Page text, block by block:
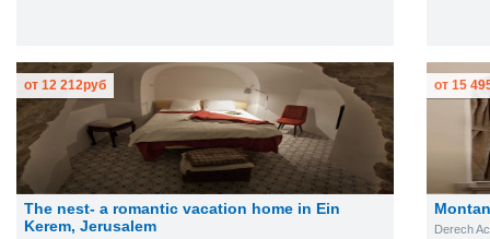
The nest- a romantic vacation home in Ein
Kerem, Jerusalem
от 12 212руб
Derech
от 15